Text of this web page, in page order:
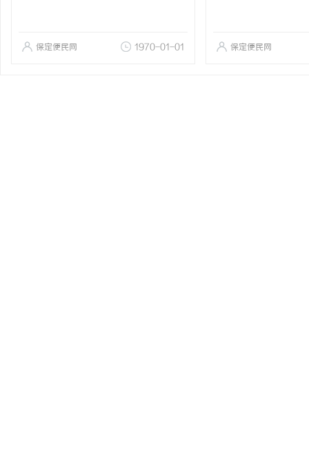
保定便民网 1970-01-01 保定便民网